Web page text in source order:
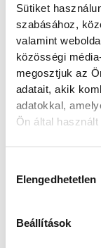
Sütiket
szabásához,
valamint
közösségi
megosztjuk az
adatait, akik
adatokkal,
Ön által
Elengedhetetlen
Beállítások